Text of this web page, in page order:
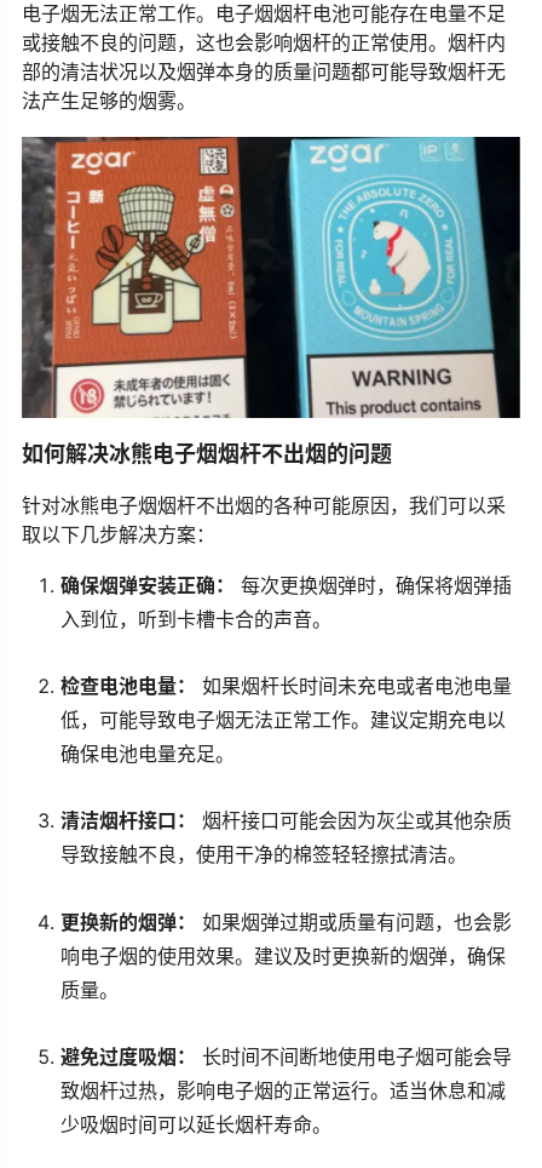
电子烟无法正常工作。电子烟烟杆电池可能存在电量不足
或接触不良的问题，这也会影响烟杆的正常使用。烟杆内
部的清洁状况以及烟弹本身的质量问题都可能导致烟杆无
法产生足够的烟雾。
如何解决冰熊电子烟烟杆不出烟的问题
针对冰熊电子烟烟杆不出烟的各种可能原因，我们可以采
取以下几步解决方案：
确保烟弹安装正确：
每次更换烟弹时，确保将烟弹插
入到位，听到卡槽卡合的声音。
检查电池电量：
如果烟杆长时间未充电或者电池电量
低，可能导致电子烟无法正常工作。建议定期充电以
确保电池电量充足。
清洁烟杆接口：
烟杆接口可能会因为灰尘或其他杂质
导致接触不良，使用干净的棉签轻轻擦拭清洁。
更换新的烟弹：
如果烟弹过期或质量有问题，也会影
响电子烟的使用效果。建议及时更换新的烟弹，确保
质量。
避免过度吸烟：
长时间不间断地使用电子烟可能会导
致烟杆过热，影响电子烟的正常运行。适当休息和减
少吸烟时间可以延长烟杆寿命。